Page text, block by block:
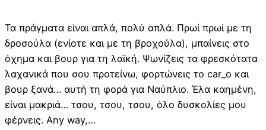
Τα πράγματα είναι απλά, πολύ απλά. Πρωί πρωί με τη
δροσούλα (ενίοτε και με τη βροχούλα), μπαίνεις στο
όχημα και βουρ για τη λαϊκή. Ψωνίζεις τα φρεσκότατα
λαχανικά που σου προτείνω, φορτώνεις το car_o και
βουρ ξανά… αυτή τη φορά για Ναύπλιο. Έλα καημένη,
είναι μακριά… τσου, τσου, τσου, όλο δυσκολίες μου
φέρνεις. Any way,…